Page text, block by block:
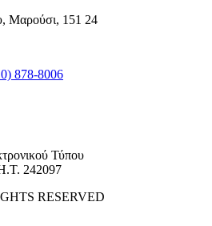
Μαρούσι, 151 24
878-8006
Τύπου
242097
RESERVED